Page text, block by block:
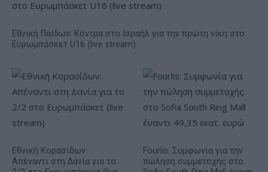
Εθνική Παίδων: Κόντρα στο Ισραήλ για την πρώτη νίκη στο
Ευρωμπάσκετ U16 (live stream)
Εθνική Κορασίδων:
Απέναντι στη Δανία για το
Fourlis: Συμφωνία για την
πώληση συμμετοχής στο